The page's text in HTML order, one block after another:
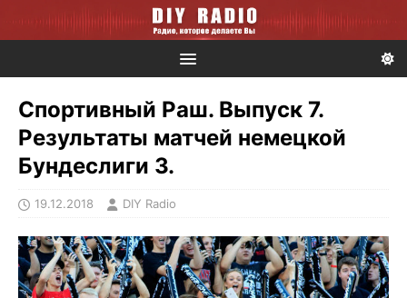
Спортивный Раш. Выпуск 7.
Результаты матчей немецкой
Бундеслиги 3.
19.12.2018 DIY Radio